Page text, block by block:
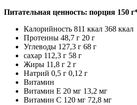
Питательная ценность: порция 150
Калорийность 811 ккал 368 ккал
Протеины 48,7 г 20 г
Углеводы 127,3 г 68 г
сахар 112,3 г 58 г
Жиры 11,8 г 2 г
Натрий 0,5 г 0,12 г
Витамин
Витамин Е 20 мг 13,2 мг
Витамин С 120 мг 72,8 мг